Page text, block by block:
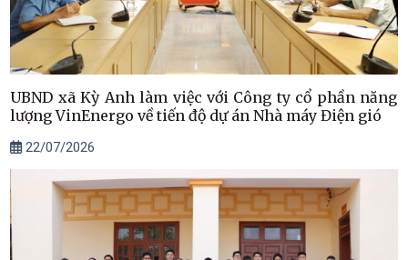
UBND xã Kỳ Anh làm việc với Công ty cổ phần năng
lượng VinEnergo về tiến độ dự án Nhà máy Điện gió
22/07/2026